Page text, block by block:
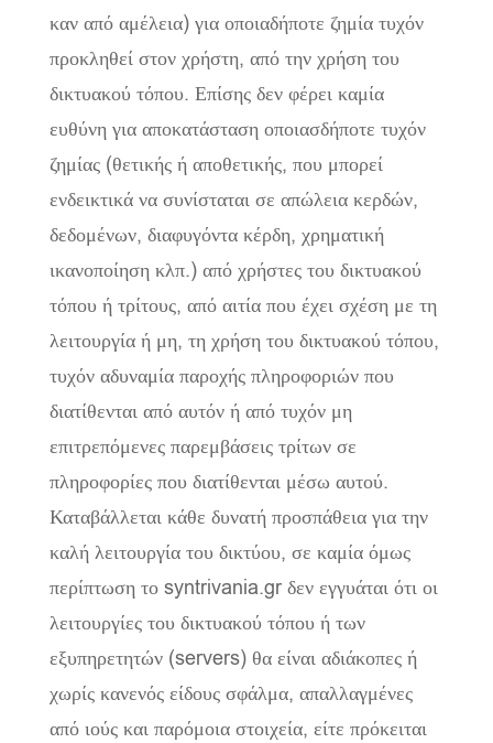
καν από αμέλεια) για οποιαδήποτε ζημία τυχόν
προκληθεί στον χρήστη, από την χρήση του
δικτυακού τόπου. Επίσης δεν φέρει καμία
ευθύνη για αποκατάσταση οποιασδήποτε τυχόν
ζημίας (θετικής ή αποθετικής, που μπορεί
ενδεικτικά να συνίσταται σε απώλεια κερδών,
δεδομένων, διαφυγόντα κέρδη, χρηματική
ικανοποίηση κλπ.) από χρήστες του δικτυακού
τόπου ή τρίτους, από αιτία που έχει σχέση με τη
λειτουργία ή μη, τη χρήση του δικτυακού τόπου,
τυχόν αδυναμία παροχής πληροφοριών που
διατίθενται από αυτόν ή από τυχόν μη
επιτρεπόμενες παρεμβάσεις τρίτων σε
πληροφορίες που διατίθενται μέσω αυτού.
Καταβάλλεται κάθε δυνατή προσπάθεια για την
καλή λειτουργία του δικτύου, σε καμία όμως
περίπτωση το syntrivania.gr δεν εγγυάται ότι οι
λειτουργίες του δικτυακού τόπου ή των
εξυπηρετητών (servers) θα είναι αδιάκοπες ή
χωρίς κανενός είδους σφάλμα, απαλλαγμένες
από ιούς και παρόμοια στοιχεία, είτε πρόκειται